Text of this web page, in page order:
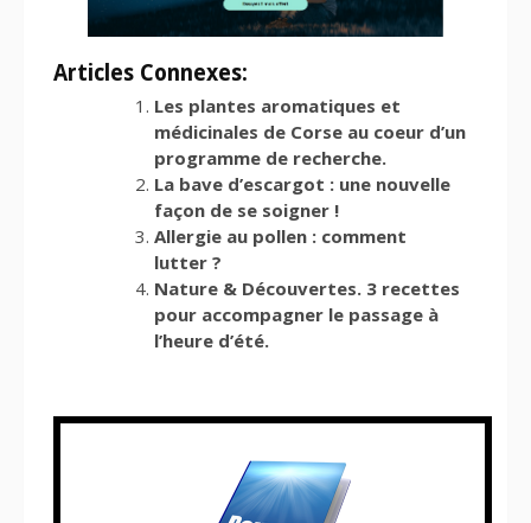
Articles Connexes:
Les plantes aromatiques et
médicinales de Corse au coeur d’un
programme de recherche.
La bave d’escargot : une nouvelle
façon de se soigner !
Allergie au pollen : comment
lutter ?
Nature & Découvertes. 3 recettes
pour accompagner le passage à
l’heure d’été.